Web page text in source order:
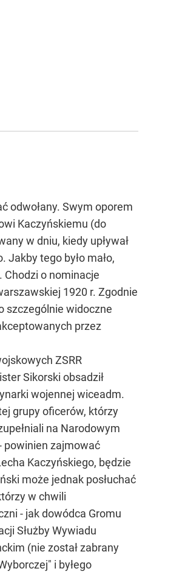
odwołany. Swym oporem
Kaczyńskiemu (do
w dniu, kiedy upływał
tego było mało,
o nominacje
1920 r. Zgodnie
szczególnie widoczne
przez
ZSRR
Sikorski obsadził
wojennej wiceadm.
grupy oficerów, którzy
na Narodowym
powinien zajmować
Kaczyńskiego, będzie
może jednak posłuchać
w chwili
- jak dowódca Gromu
Służby Wywiadu
(nie został zabrany
i byłego